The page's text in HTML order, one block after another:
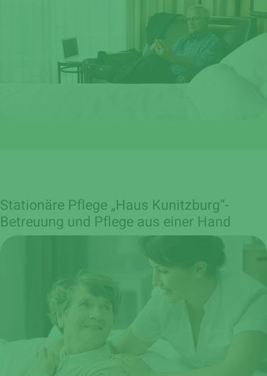
Stationäre Pflege „Haus Kunitzburg“-
Betreuung und Pflege aus einer Hand